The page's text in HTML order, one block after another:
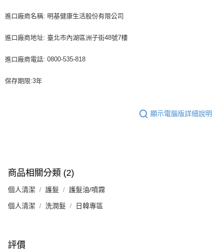
進口廠商名稱: 明基健康生活股份有限公司
進口廠商地址: 臺北市內湖區洲子街48號7樓
進口廠商電話: 0800-535-818
保存期限:3年
顯示電腦版詳細說明
商品相關分類 (2)
個人清潔 護髮 護髮油/噴霧
個人清潔 洗潤髮 日韓專區
評價